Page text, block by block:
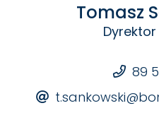
Tomasz
Dyrektor
89